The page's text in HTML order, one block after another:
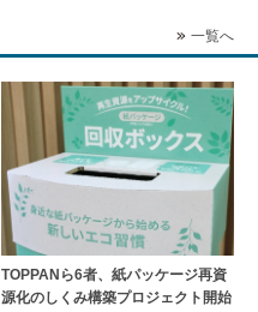
一覧へ
TOPPANら6者、紙パッケージ再資
源化のしくみ構築プロジェクト開始